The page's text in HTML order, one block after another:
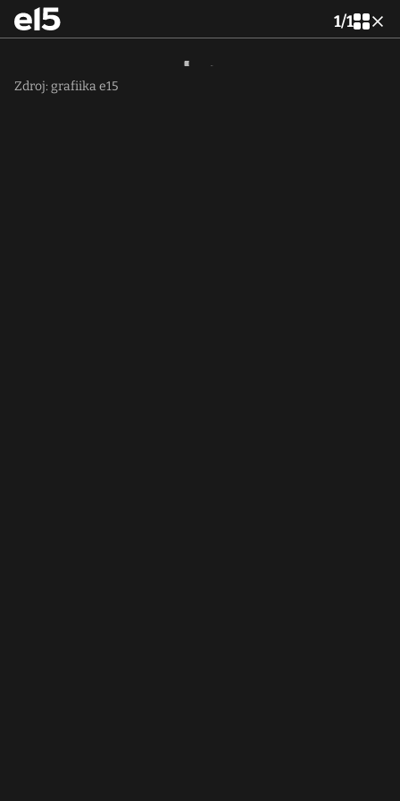
1/1
Zdroj: grafiika e15